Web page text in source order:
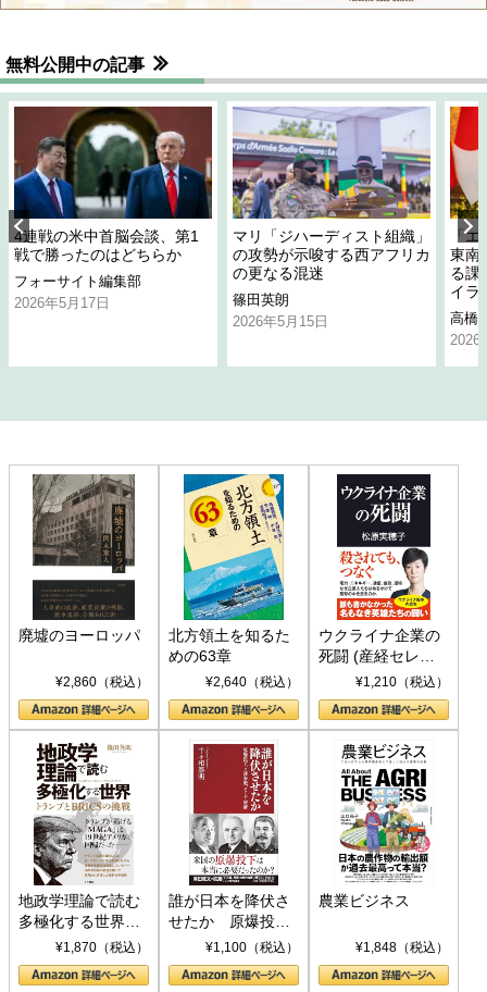
無料公開中の記事
4連戦の米中首脳会談、第1
戦で勝ったのはどちらか
フォーサイト編集部
2026年5月17日
マリ「ジハーディスト組織」
の攻勢が示唆する西アフリカ
の更なる混迷
篠田英朗
2026年5月15日
「
東南
る課
イラ
高橋
2026
廃墟のヨーロッパ
¥2,860（税込）
北方領土を知るた
めの63章
¥2,640（税込）
ウクライナ企業の
死闘 (産経セレク
ト S 039)¥1,210（税込）
地政学理論で読む
多極化する世界：
トランプとBRICS
の挑戦
¥1,870（税込）
誰が日本を降伏さ
せたか 原爆投
下、ソ連参戦、そ
して聖断 (PHP新
書)
¥1,100（税込）
農業ビジネス
¥1,848（税込）